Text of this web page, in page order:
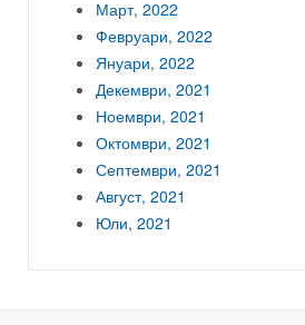
Март, 2022
Февруари, 2022
Януари, 2022
Декември, 2021
Ноември, 2021
Октомври, 2021
Септември, 2021
Август, 2021
Юли, 2021